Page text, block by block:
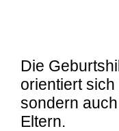
Die
orientiert
sondern
Eltern.